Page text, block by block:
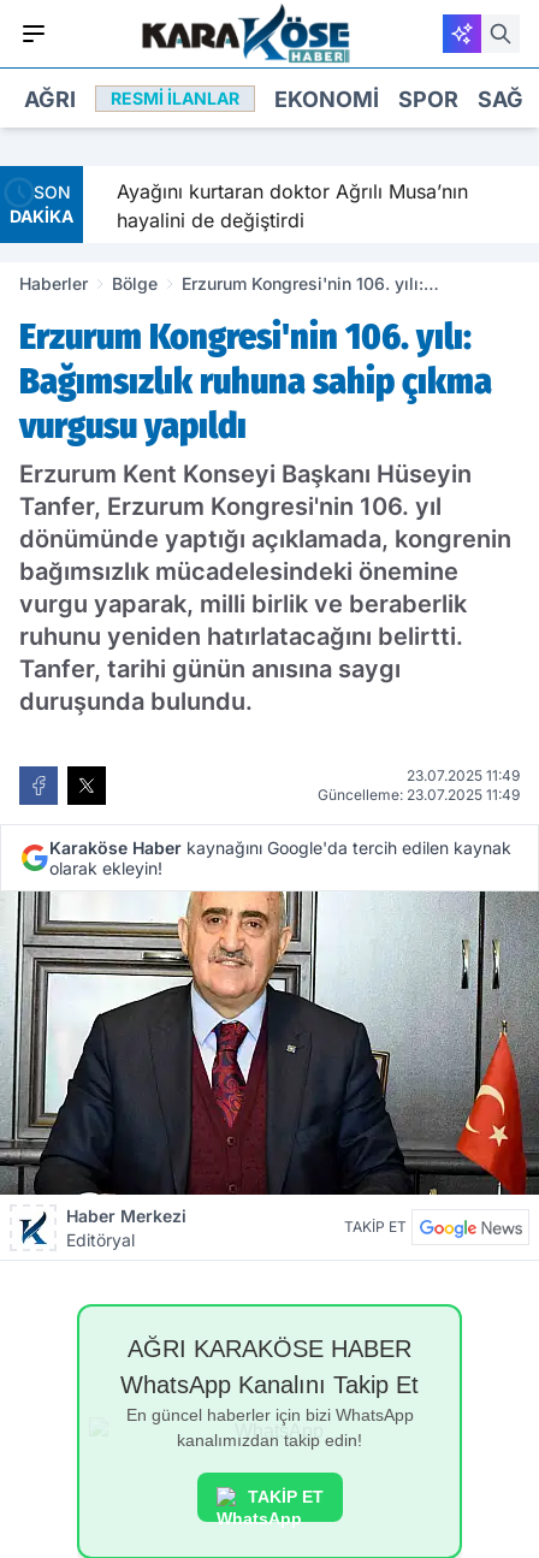
AĞRI RESMI İLANLAR EKONOMI SPOR
SON
DAKİKA
Ayağını kurtaran doktor Ağrılı Musa’nın
hayalini de değiştirdi
Haberler Bölge
Erzurum Kongresi'nin 106. yılı:
yapıldı
Erzurum Kongresi'nin 106. yılı:
Bağımsızlık ruhuna sahip çıkma
vurgusu yapıldı
Erzurum Kent Konseyi Başkanı Hüseyin
Tanfer, Erzurum Kongresi'nin 106. yıl
dönümünde yaptığı açıklamada, kongrenin
bağımsızlık mücadelesindeki önemine
vurgu yaparak, milli birlik ve beraberlik
ruhunu yeniden hatırlatacağını belirtti.
Tanfer, tarihi günün anısına saygı
duruşunda bulundu.
23.07.2025 11:49
Güncelleme: 23.07.2025 11:49
Karaköse Haber kaynağını Google'da tercih edilen kaynak
olarak ekleyin!
Haber Merkezi
Editöryal
TAKİP ET
AĞRI KARAKÖSE HABER
WhatsApp Kanalını Takip Et
En güncel haberler için bizi WhatsApp
kanalımızdan takip edin!
TAKİP ET